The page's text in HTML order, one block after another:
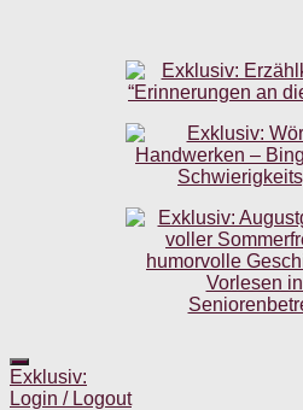
Exklusiv:
Login / Logout